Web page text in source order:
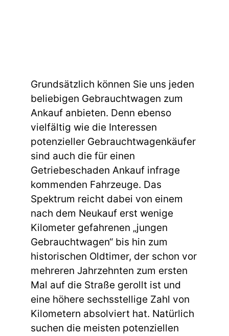
Grundsätzlich können Sie uns jeden
beliebigen Gebrauchtwagen zum
Ankauf anbieten. Denn ebenso
vielfältig wie die Interessen
potenzieller Gebrauchtwagenkäufer
sind auch die für einen
Getriebeschaden Ankauf infrage
kommenden Fahrzeuge. Das
Spektrum reicht dabei von einem
nach dem Neukauf erst wenige
Kilometer gefahrenen „jungen
Gebrauchtwagen“ bis hin zum
historischen Oldtimer, der schon vor
mehreren Jahrzehnten zum ersten
Mal auf die Straße gerollt ist und
eine höhere sechsstellige Zahl von
Kilometern absolviert hat. Natürlich
suchen die meisten potenziellen